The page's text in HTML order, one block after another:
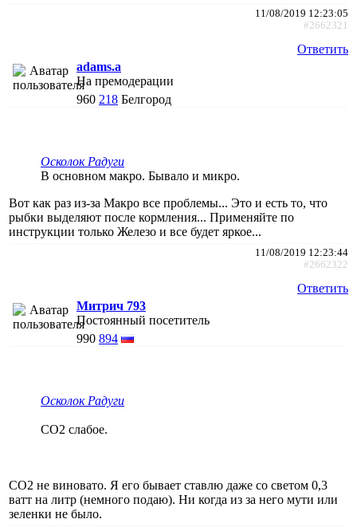
11/08/2019 12:23:05
#2662321
Ответить
adams.a
На премодерации
960 218 Белгород
Осколок Радуги
В основном макро. Бывало и микро.
Вот как раз из-за Макро все проблемы... Это и есть то, что
рыбки выделяют после кормления... Применяйте по
инструкции только Железо и все будет яркое...
11/08/2019 12:23:44
#2662322
Ответить
Митрич 793
Постоянный посетитель
990 894
Осколок Радуги
СО2 слабое.
СО2 не виновато. Я его бывает ставлю даже со светом 0,3
ватт на литр (немного подаю). Ни когда из за него мути или
зеленки не было.